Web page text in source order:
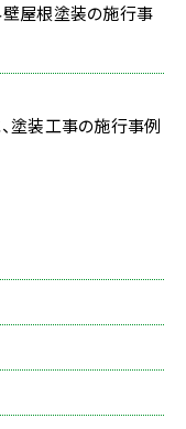
屋根塗装の施行事
塗装工事の施行事例